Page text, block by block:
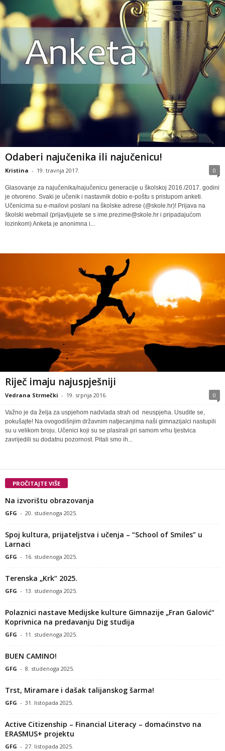
Odaberi najučenika ili najučenicu!
Kristina - 19. travnja 2017. 0
Glasovanje za najučenika/najučenicu generacije u školskoj 2016./2017. godini
je otvoreno. Svaki je učenik i nastavnik dobio e-poštu s pristupom anketi.
Učenicima su e-mailovi poslani na školske adrese (@skole.hr)! Prijava na
školski webmail (prijavljujete se s ime.prezime@skole.hr i pripadajućom
lozinkom) Anketa je anonimna i...
Riječ imaju najuspješniji
Vedrana Strmečki - 19. srpnja 2016. 0
Važno je da želja za uspjehom nadvlada strah od neuspjeha. Usudite se,
pokušajte! Na ovogodišnjim državnim natjecanjima naši gimnazijalci nastupili
su u velikom broju. Učenici koji su se plasirali pri samom vrhu ljestvica
zavrijedili su dodatnu pozornost. Pitali smo ih...
PROČITAJTE VIŠE
Na izvorištu obrazovanja
GFG - 20. studenoga 2025.
Spoj kultura, prijateljstva i učenja – “School of Smiles” u
Larnaci
GFG - 16. studenoga 2025.
Terenska „Krk“ 2025.
GFG - 13. studenoga 2025.
Polaznici nastave Medijske kulture Gimnazije „Fran Galović“
Koprivnica na predavanju Dig studija
GFG - 11. studenoga 2025.
BUEN CAMINO!
GFG - 8. studenoga 2025.
Trst, Miramare i dašak talijanskog šarma!
GFG - 31. listopada 2025.
Active Citizenship – Financial Literacy – domaćinstvo na
ERASMUS+ projektu
GFG - 27. listopada 2025.